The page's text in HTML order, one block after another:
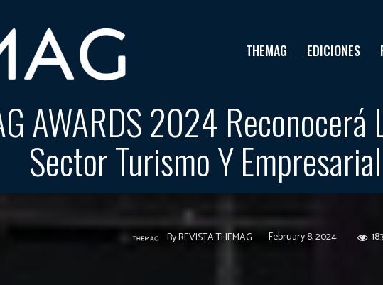
THEMAG EDICIONES
AWARDS 2024 Reconocerá
Sector Turismo Y
ByREVISTA THEMAG February 8, 2024 183